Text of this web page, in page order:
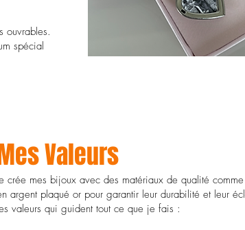
ouvrables.
spécial
Valeurs
crée mes bijoux avec des matériaux de qualité
argent plaqué or pour garantir leur durabilité et leur
valeurs qui guident tout ce que je fais :